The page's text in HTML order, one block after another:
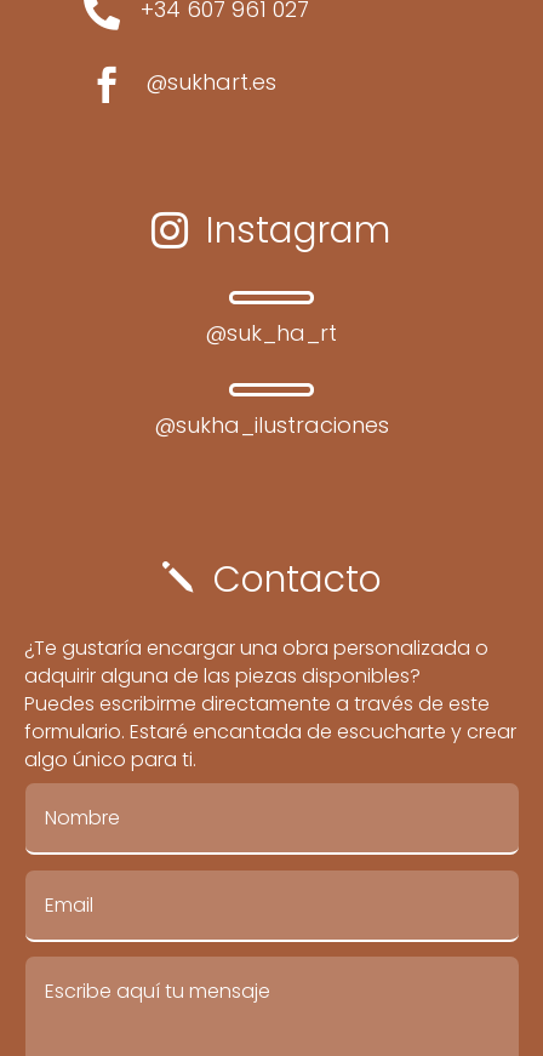
 +34 607 961 027
 @sukhart.es
 Instagram
@suk_ha_rt
@sukha_ilustraciones
j Contacto
¿Te gustaría encargar una obra personalizada o
adquirir alguna de las piezas disponibles?
Puedes escribirme directamente a través de este
formulario. Estaré encantada de escucharte y crear
algo único para ti.